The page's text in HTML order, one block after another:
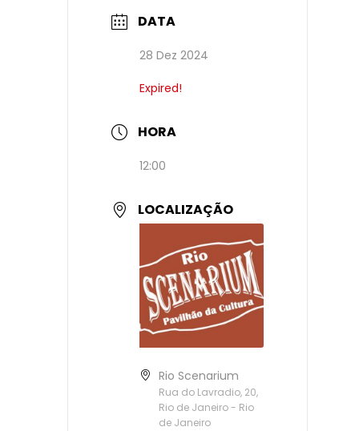
DATA
28 Dez 2024
Expired!
HORA
12:00
LOCALIZAÇÃO
Rio Scenarium
Rua do Lavradio, 20,
Rio de Janeiro - Rio
de Janeiro